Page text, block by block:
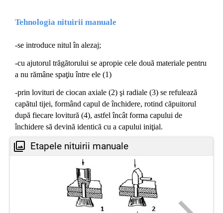
Tehnologia nituirii manuale
-se introduce nitul în alezaj;
-cu ajutorul trăgătorului se apropie cele două materiale pentru
a nu rămâne spaţiu între ele (1)
-prin lovituri de ciocan axiale (2) şi radiale (3) se refulează
capătul tijei, formând capul de închidere, rotind căpuitorul
după fiecare lovitură (4), astfel încât forma capului de
închidere să devină identică cu a capului iniţial.
Etapele nituirii manuale